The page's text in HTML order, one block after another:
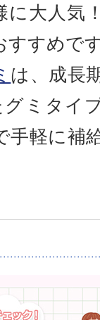
に大人気
すすめで
は、成長
ミタイ
手軽に補